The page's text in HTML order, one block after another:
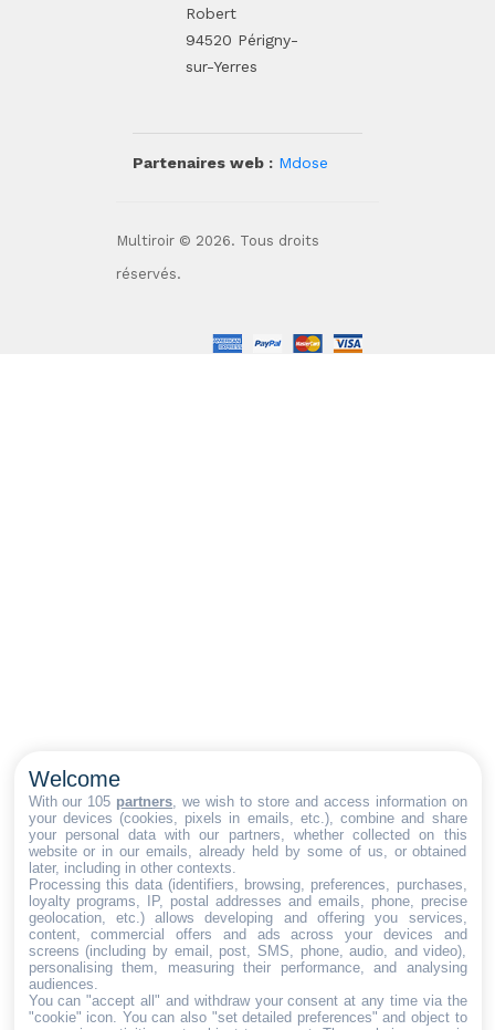
Robert
94520 Périgny-
sur-Yerres
Partenaires web : Mdose
Multiroir © 2026. Tous droits
réservés.
Welcome
With our 105 partners , we wish to store and access information on
your devices (cookies, pixels in emails, etc.), combine and share
your personal data with our partners, whether collected on this
website or in our emails, already held by some of us, or obtained
later, including in other contexts.
Processing this data (identifiers, browsing, preferences, purchases,
loyalty programs, IP, postal addresses and emails, phone, precise
geolocation, etc.) allows developing and offering you services,
content, commercial offers and ads across your devices and
screens (including by email, post, SMS, phone, audio, and video),
personalising them, measuring their performance, and analysing
audiences.
You can "accept all" and withdraw your consent at any time via the
"cookie" icon . You can also "set detailed preferences" and object to